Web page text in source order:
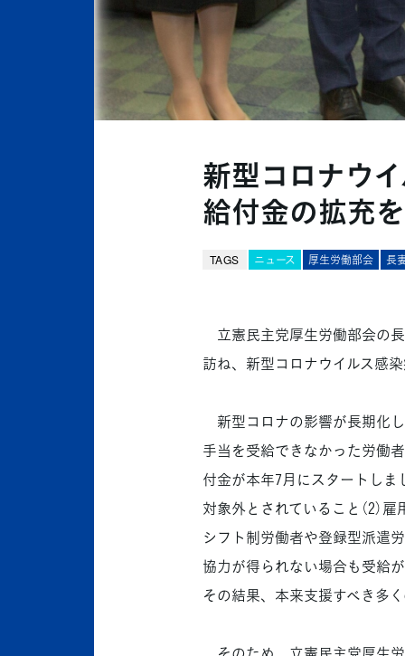
新型コロナウ
給付金の拡充
TAGS ニュース 厚生労働部会 長
立憲民主党厚生労働部会の
訪ね、新型コロナウイルス感
新型コロナの影響が長期化
手当を受給できなかった労働
付金が本年7月にスタートしま
対象外とされていること（2）
シフト制労働者や登録型派遣
協力が得られない場合も受給
その結果、本来支援すべき多